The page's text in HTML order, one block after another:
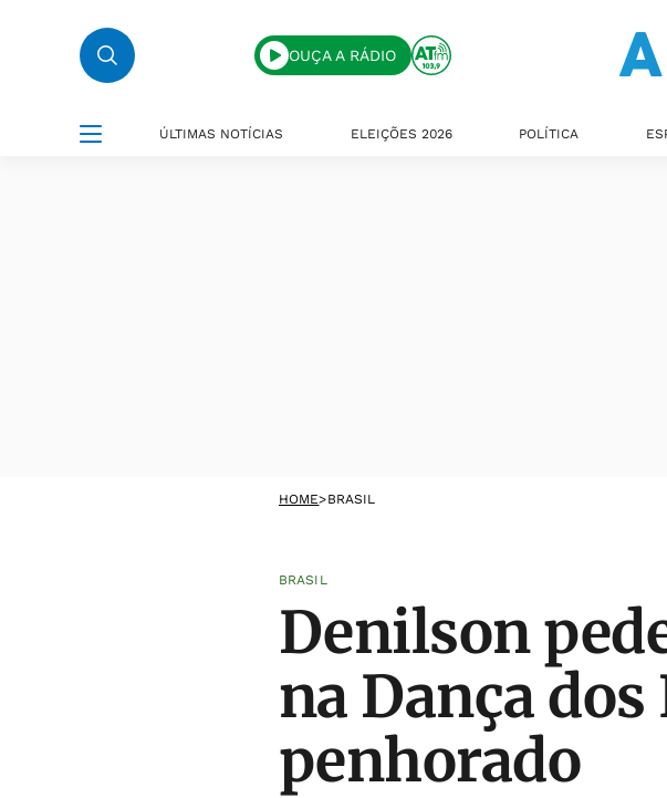
OUÇA A RÁDIO
ÚLTIMAS NOTÍCIAS ELEIÇÕES 2026 POLÍTICA
HOME>BRASIL
BRASIL
Denilson
na Dança dos
penhorado